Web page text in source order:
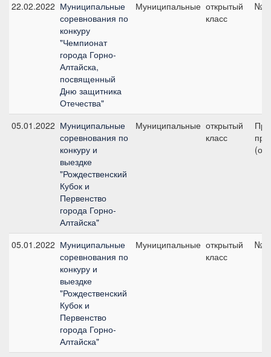
22.02.2022 Муниципальные
соревнования по
конкуру
"Чемпионат
города Горно-
Алтайска,
посвященный
Дню защитника
Отечества"
Муниципальные открытый
класс
№3,
05.01.2022 Муниципальные
соревнования по
конкуру и
выездке
"Рождественский
Кубок и
Первенство
города Горно-
Алтайска"
Муниципальные открытый
класс
05.01.2022 Муниципальные
соревнования по
конкуру и
выездке
"Рождественский
Кубок и
Первенство
города Горно-
Алтайска"
Муниципальные открытый
класс
№2,